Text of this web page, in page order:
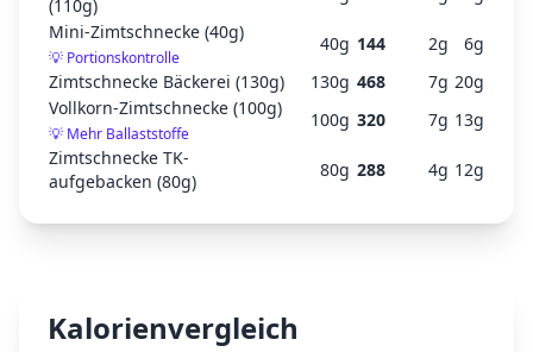
(110g)
Mini-Zimtschnecke (40g)
💡 Portionskontrolle
40g 144 2g 6g
Zimtschnecke Bäckerei (130g)
130g 468 7g 20g
Vollkorn-Zimtschnecke (100g)
💡 Mehr Ballaststoffe
100g 320 7g 13g
Zimtschnecke TK-
aufgebacken (80g)
80g 288 4g 12g
Kalorienvergleich